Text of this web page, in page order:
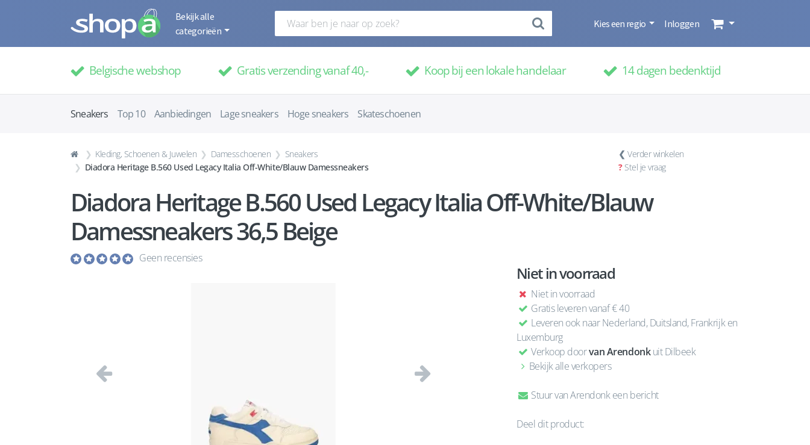
Bekijk alle
categorieën
Kies een regio Inloggen
Belgische webshop Gratis verzending vanaf 40,- Koop bij een lokale handelaar 14 dagen bedenktijd
Sneakers Top 10 Aanbiedingen Lage sneakers Hoge sneakers Skateschoenen
Kleding, Schoenen & Juwelen Damesschoenen
Sneakers
Diadora Heritage B.560 Used Legacy Italia Off-White/Blauw Damessneakers
❮ Verder winkelen
? Stel je vraag
Diadora Heritage B.560 Used Legacy Italia Off-White/Blauw
Damessneakers 36,5 Beige
Geen recensies
Vorige Volgende
Niet in voorraad
Niet in voorraad
Gratis leveren vanaf € 40
Leveren ook naar Nederland, Duitsland, Frankrijk en
Luxemburg
Verkoop doorvan Arendonkuit Dilbeek
Bekijk alle verkopers
Stuur van Arendonk een bericht
Deel dit product: